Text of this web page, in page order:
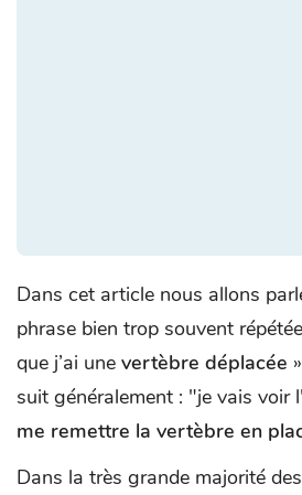
Dans cet article nous allons
phrase bien trop souvent
que j’ai une vertèbre déplacée
suit généralement : "je vais voir
me remettre la vertèbre en
Dans la très grande majorité